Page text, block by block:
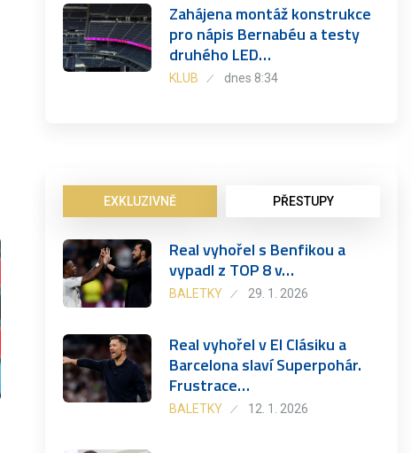
Zahájena montáž konstrukce
pro nápis Bernabéu a testy
druhého LED…
KLUB dnes 8:34
EXKLUZIVNĚ PŘESTUPY
Real vyhořel s Benfikou a
vypadl z TOP 8 v…
BALETKY 29. 1. 2026
Real vyhořel v El Clásiku a
Barcelona slaví Superpohár.
Frustrace…
BALETKY 12. 1. 2026